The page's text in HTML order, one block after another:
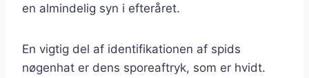
en almindelig syn i efteråret.
En vigtig del af identifikationen af spids
nøgenhat er dens sporeaftryk, som er hvidt.